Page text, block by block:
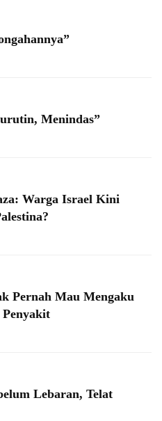
Menindas”
Warga Israel Kini
Pernah Mau Mengaku
Penyakit
Lebaran, Telat